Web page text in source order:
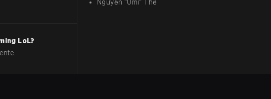
Nguyễn "Umi" Thế
LoL?